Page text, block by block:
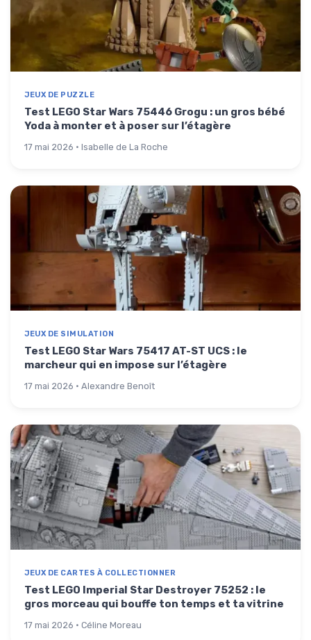
JEUX DE PUZZLE
Test LEGO Star Wars 75446 Grogu : un gros bébé
Yoda à monter et à poser sur l’étagère
17 mai 2026 · Isabelle de La Roche
JEUX DE SIMULATION
Test LEGO Star Wars 75417 AT-ST UCS : le
marcheur qui en impose sur l’étagère
17 mai 2026 · Alexandre Benoît
JEUX DE CARTES À COLLECTIONNER
Test LEGO Imperial Star Destroyer 75252 : le
gros morceau qui bouffe ton temps et ta vitrine
17 mai 2026 · Céline Moreau